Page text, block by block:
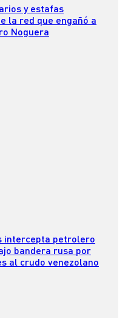
y estafas
la red que engañó a
Noguera
intercepta petrolero
bandera rusa por
al crudo venezolano